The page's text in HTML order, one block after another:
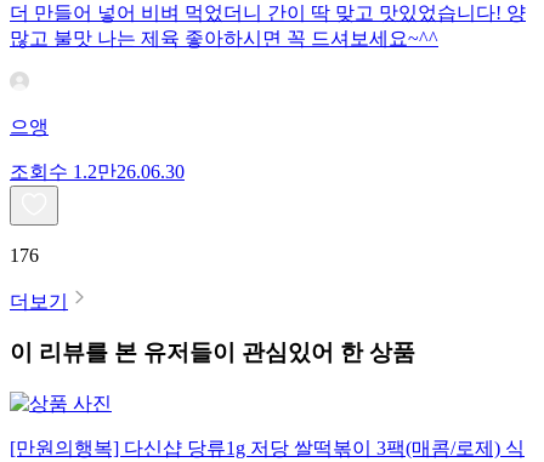
더 만들어 넣어 비벼 먹었더니 간이 딱 맞고 맛있었습니다! 양
많고 불맛 나는 제육 좋아하시면 꼭 드셔보세요~^^
으앵
조회수 1.2만26.06.30
176
더보기
이 리뷰를 본 유저들이 관심있어 한 상품
[만원의행복] 다신샵 당류1g 저당 쌀떡볶이 3팩(매콤/로제) 식